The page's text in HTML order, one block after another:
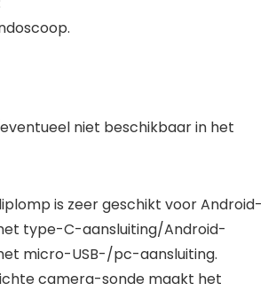
niet beschikbaar in het
is zeer geschikt voor Android-
type-C-aansluiting/Android-
micro-USB-/pc-aansluiting.
camera-sonde maakt het